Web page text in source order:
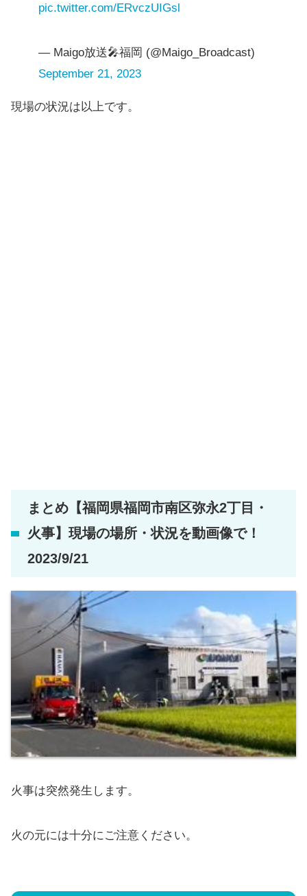
pic.twitter.com/ERvczUIGsl
— Maigo放送🎤福岡 (@Maigo_Broadcast)
September 21, 2023
現場の状況は以上です。
まとめ【福岡県福岡市南区弥永2丁目・
火事】現場の場所・状況を動画像で！
2023/9/21
火事は突然発生します。
火の元には十分にご注意ください。